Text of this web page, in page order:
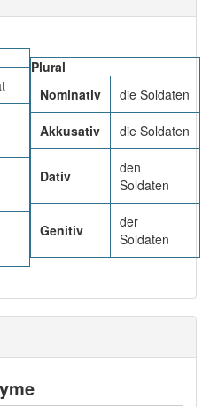
Plural
Nominativ
die Soldaten
Akkusativ die Soldaten
Dativ
den
Soldaten
Genitiv
der
Soldaten